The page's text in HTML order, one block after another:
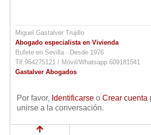
Miguel Gastalver Trujillo
Abogado especialista en Vivienda
Bufete en Sevilla · Desde 1976
Tlf.954275121 / Móvil/Whatsapp 609181541
Gastalver Abogados
Por favor, Identificarse o Crear cuenta
unirse a la conversación.